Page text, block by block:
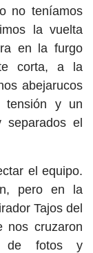
no teníamos
la vuelta
en la furgo
corta, a la
abejarucos
tensión y un
separados el
el equipo.
pero en la
Tajos del
nos cruzaron
de fotos y